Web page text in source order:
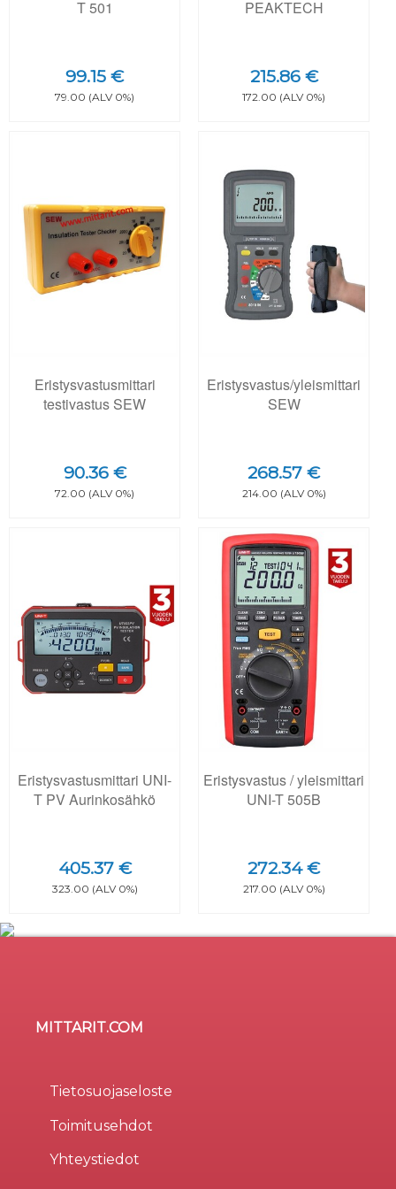
T 501
99.15 €
79.00 (ALV 0%)
PEAKTECH
215.86 €
172.00 (ALV 0%)
Eristysvastusmittari
testivastus SEW
90.36 €
72.00 (ALV 0%)
Eristysvastus/yleismittari
SEW
268.57 €
214.00 (ALV 0%)
Eristysvastusmittari UNI-
T PV Aurinkosähkö
405.37 €
323.00 (ALV 0%)
Eristysvastus / yleismittari
UNI-T 505B
272.34 €
217.00 (ALV 0%)
MITTARIT.COM
Tietosuojaseloste
Toimitusehdot
Yhteystiedot
Evästeitä (cookie) käytetään parantamaan sivuston
kolmansien osapuolten tarjoamiin palveluihin.
ValinnallaHyväksy kaikki